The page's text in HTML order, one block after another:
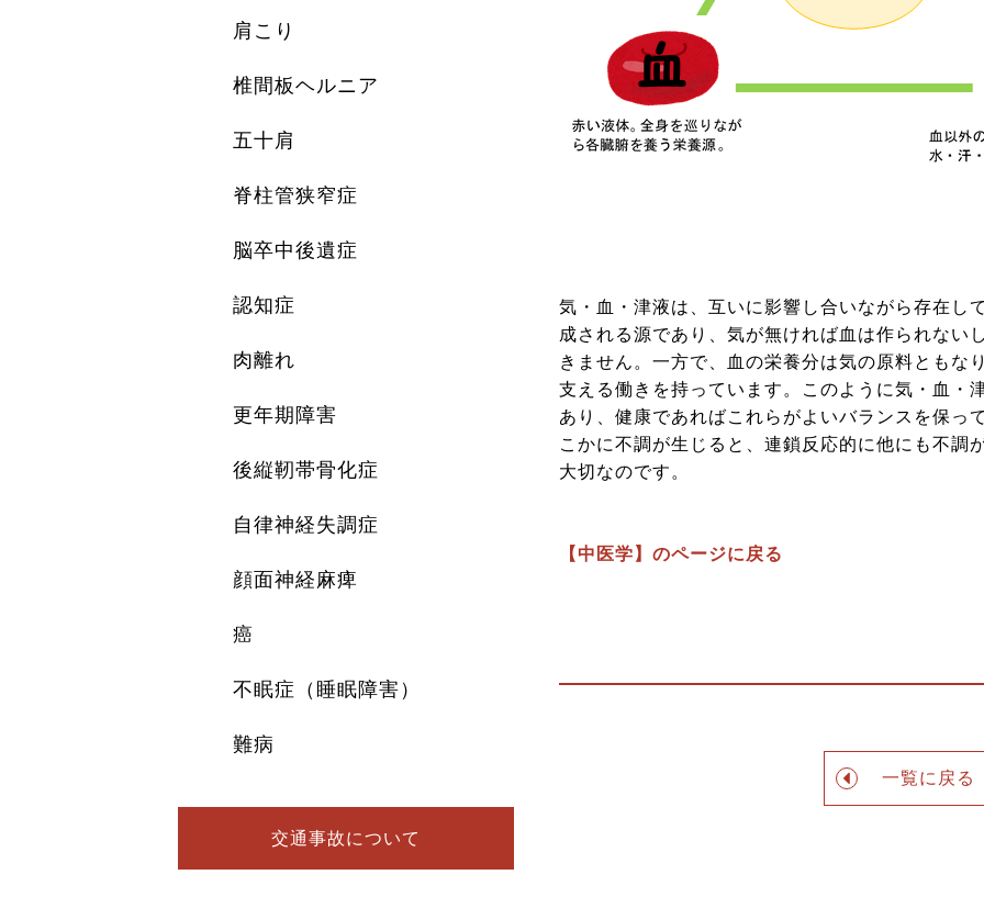
肩こり
椎間板ヘルニア
五十肩
脊柱管狭窄症
脳卒中後遺症
認知症
肉離れ
更年期障害
後縦靭帯骨化症
自律神経失調症
顔面神経麻痺
癌
不眠症（睡眠障害）
難病
交通事故について
気・血・津液は、互いに影響し合いながら存在し
成される源であり、気が無ければ血は作られない
きません。一方で、血の栄養分は気の原料ともな
支える働きを持っています。このように気・血・
あり、健康であればこれらがよいバランスを保っ
こかに不調が生じると、連鎖反応的に他にも不調
大切なのです。
【中医学】のページに戻る
一覧に戻る